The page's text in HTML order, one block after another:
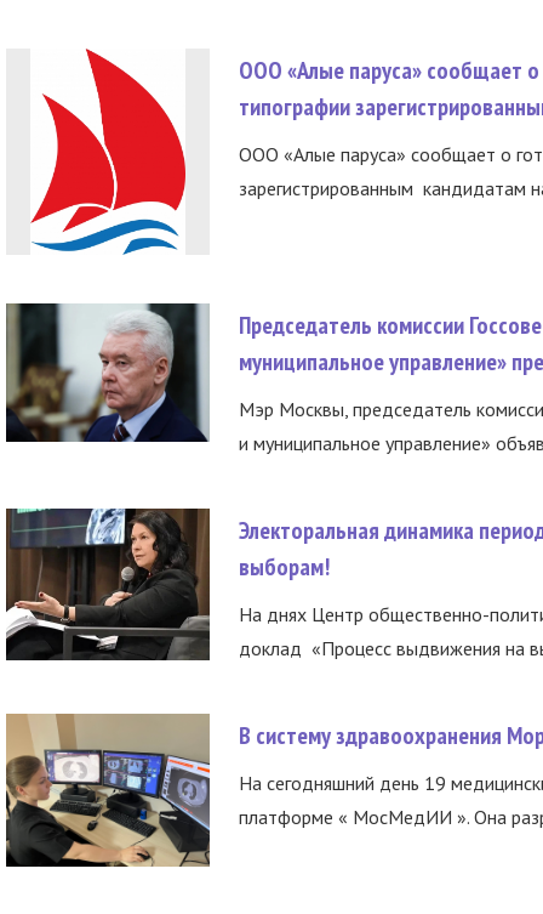
ООО «Алые паруса» сообщает о
типографии
ООО «Алые паруса» сообщает о
зарегистрированным кандидатам
Председатель комиссии
муниципальное управление»
Мэр Москвы, председатель
и муниципальное управление»
Электоральная динамика
выборам!
На днях Центр общественно-
доклад «Процесс выдвижения на
В систему здравоохранения
На сегодняшний день 19
платформе « МосМедИИ ». Она